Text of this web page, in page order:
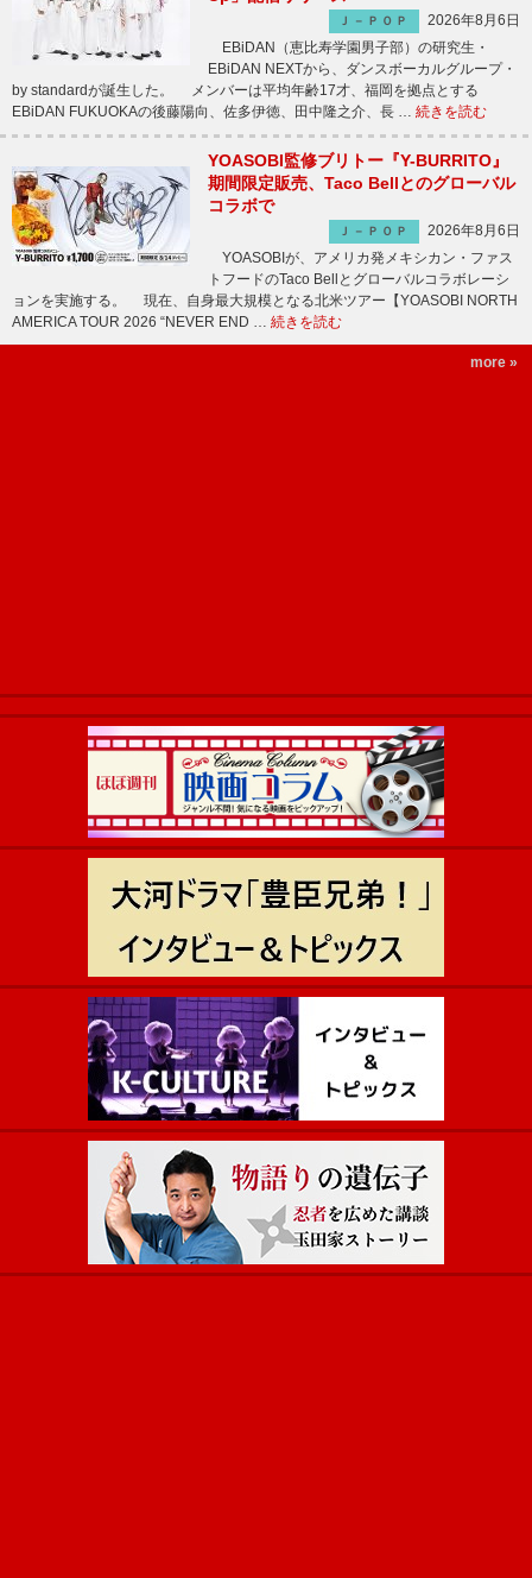
Ｊ－ＰＯＰ
2026年8月6日
EBiDAN（恵比寿学園男子部）の研究生・
EBiDAN NEXTから、ダンスボーカルグループ・
by standardが誕生した。 メンバーは平均年齢17才、福岡を拠点とする
EBiDAN FUKUOKAの後藤陽向、佐多伊徳、田中隆之介、長 … 続きを読む
YOASOBI監修ブリトー『Y-BURRITO』
期間限定販売、Taco Bellとのグローバル
コラボで
Ｊ－ＰＯＰ
2026年8月6日
YOASOBIが、アメリカ発メキシカン・ファス
トフードのTaco Bellとグローバルコラボレーシ
ョンを実施する。 現在、自身最大規模となる北米ツアー【YOASOBI NORTH
AMERICA TOUR 2026 “NEVER END … 続きを読む
more »